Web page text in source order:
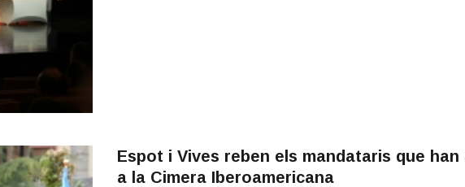
Espot i Vives reben els mandataris que
a la Cimera Iberoamericana